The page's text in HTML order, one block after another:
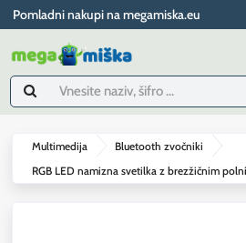
Pomladni nakupi na megamiska.eu
Multimedija
Bluetooth zvočniki
RGB LED namizna svetilka z brezžičnim